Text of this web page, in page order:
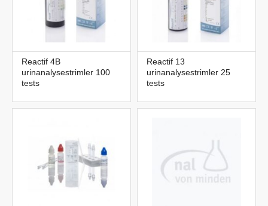
Reactif 4B
urinanalysestrimler 100
tests
Reactif 13
urinanalysestrimler 25
tests